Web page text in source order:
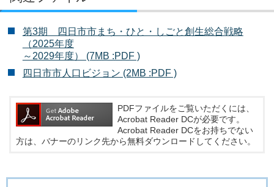
第3期 四日市市まち・ひと・しごと創生総合戦略
（2025年度
～2029年度） (7MB :PDF )
四日市市人口ビジョン (2MB :PDF )
PDFファイルをご覧いただくには、
Acrobat Reader DCが必要です。
Acrobat Reader DCをお持ちでない
方は、バナーのリンク先から無料ダウンロードしてください。